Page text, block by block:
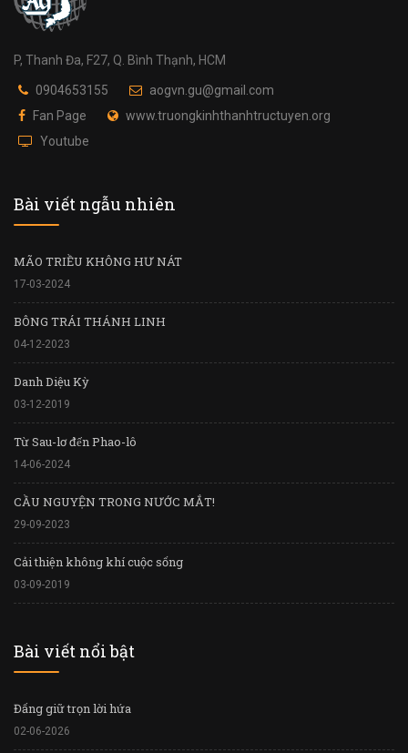
P, Thanh Đa, F27, Q. Bình Thạnh, HCM
0904653155
aogvn.gu@gmail.com
Fan Page
www.truongkinhthanhtructuyen.org
Youtube
Bài viết ngẫu nhiên
MÃO TRIỀU KHÔNG HƯ NÁT
17-03-2024
BÔNG TRÁI THÁNH LINH
04-12-2023
Danh Diệu Kỳ
03-12-2019
Từ Sau-lơ đến Phao-lô
14-06-2024
CẦU NGUYỆN TRONG NƯỚC MẮT!
29-09-2023
Cải thiện không khí cuộc sống
03-09-2019
Bài viết nổi bật
Đấng giữ trọn lời hứa
02-06-2026